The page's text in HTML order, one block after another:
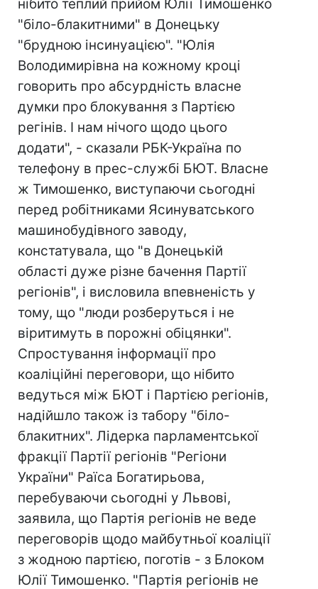
нібито теплий прийом Юлії Тимошенко
"біло-блакитними" в Донецьку
"брудною інсинуацією". "Юлія
Володимирівна на кожному кроці
говорить про абсурдність власне
думки про блокування з Партією
регінів. І нам нічого щодо цього
додати", - сказали РБК-Україна по
телефону в прес-службі БЮТ. Власне
ж Тимошенко, виступаючи сьогодні
перед робітниками Ясинуватського
машинобудівного заводу,
констатувала, що "в Донецькій
області дуже різне бачення Партії
регіонів", і висловила впевненість у
тому, що "люди розберуться і не
віритимуть в порожні обіцянки".
Спростування інформації про
коаліційні переговори, що нібито
ведуться між БЮТ і Партією регіонів,
надійшло також із табору "біло-
блакитних". Лідерка парламентської
фракції Партії регіонів "Регіони
України" Раїса Богатирьова,
перебуваючи сьогодні у Львові,
заявила, що Партія регіонів не веде
переговорів щодо майбутньої коаліції
з жодною партією, поготів - з Блоком
Юлії Тимошенко. "Партія регіонів не